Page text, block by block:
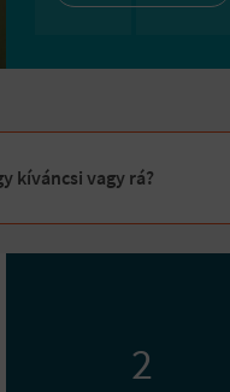
kíváncsi vagy rá?
2